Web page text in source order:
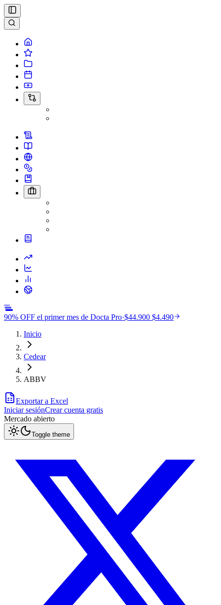
90% OFF el primer mes de Docta Pro·$44.900 $4.490
Inicio
Cedear
ABBV
Exportar a Excel
Iniciar sesiónCrear cuenta gratis
Mercado abierto
Toggle theme